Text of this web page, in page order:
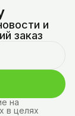
и
заказ
на
в целях